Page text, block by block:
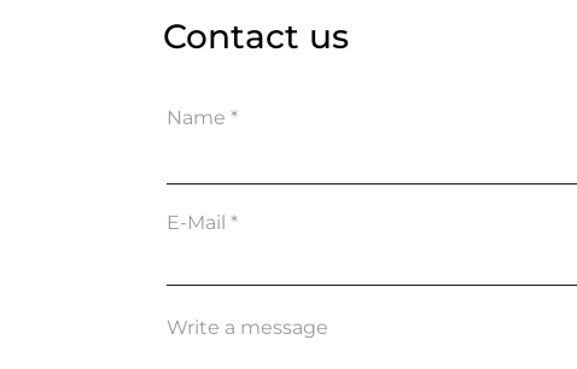
Contact us
Name
E-Mail
Write a message